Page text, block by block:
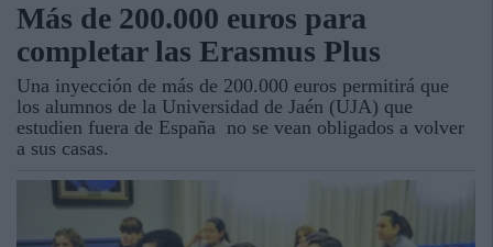
Más de 200.000 euros para
completar las Erasmus Plus
Una inyección de más de 200.000 euros permitirá que
los alumnos de la Universidad de Jaén (UJA) que
estudien fuera de España no se vean obligados a volver
a sus casas.